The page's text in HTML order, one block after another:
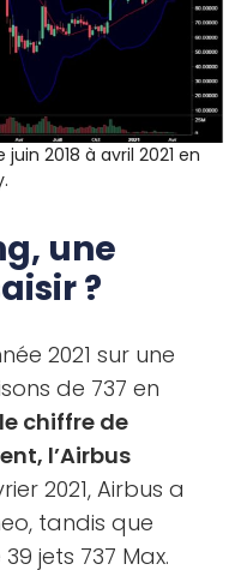
juin 2018 à avril 2021 en
une
?
2021 sur une
de 737 en
chiffre de
l’Airbus
2021, Airbus a
tandis que
jets 737 Max.